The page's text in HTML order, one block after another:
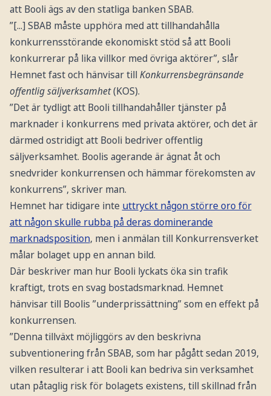
att Booli ägs av den statliga banken SBAB.
”[...] SBAB måste upphöra med att tillhandahålla
konkurrensstörande ekonomiskt stöd så att Booli
konkurrerar på lika villkor med övriga aktörer”, slår
Hemnet fast och hänvisar till Konkurrensbegränsande
offentlig säljverksamhet(KOS).
”Det är tydligt att Booli tillhandahåller tjänster på
marknader i konkurrens med privata aktörer, och det är
därmed ostridigt att Booli bedriver offentlig
säljverksamhet. Boolis agerande är ägnat åt och
snedvrider konkurrensen och hämmar förekomsten av
konkurrens”, skriver man.
Hemnet har tidigare inte uttryckt någon större oro för
att någon skulle rubba på deras dominerande
marknadsposition, men i anmälan till Konkurrensverket
målar bolaget upp en annan bild.
Där beskriver man hur Booli lyckats öka sin trafik
kraftigt, trots en svag bostadsmarknad. Hemnet
hänvisar till Boolis ”underprissättning” som en effekt på
konkurrensen.
”Denna tillväxt möjliggörs av den beskrivna
subventionering från SBAB, som har pågått sedan 2019,
vilken resulterar i att Booli kan bedriva sin verksamhet
utan påtaglig risk för bolagets existens, till skillnad från